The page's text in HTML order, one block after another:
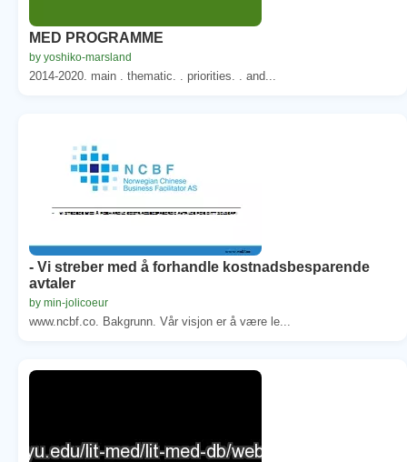
MED PROGRAMME
by yoshiko-marsland
2014-2020. main . thematic. . priorities. . and...
- Vi streber med å forhandle kostnadsbesparende
avtaler
by min-jolicoeur
www.ncbf.co. Bakgrunn. Vår visjon er å være le...